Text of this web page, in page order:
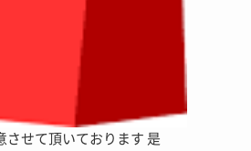
させて頂いております 是